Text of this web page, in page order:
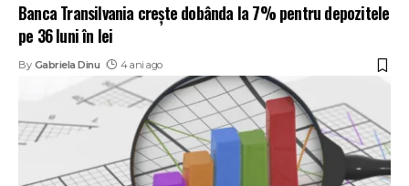
Banca Transilvania crește dobânda la 7% pentru depozitele
pe 36 luni în lei
By Gabriela Dinu 4 ani ago